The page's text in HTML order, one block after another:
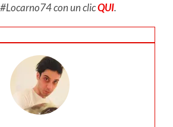
con un clicQUI.